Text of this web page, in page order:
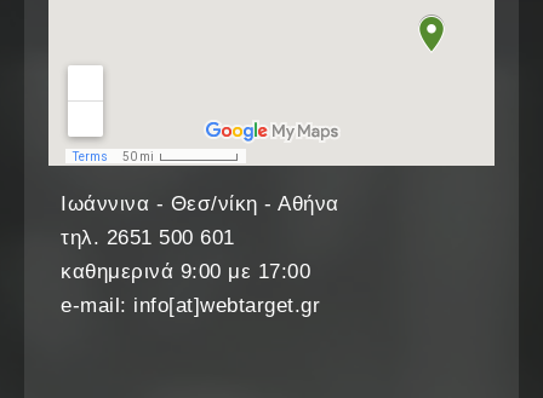
Ιωάννινα - Θεσ/νίκη - Αθήνα
τηλ. 2651 500 601
καθημερινά 9:00 με 17:00
e-mail: info[at]webtarget.gr